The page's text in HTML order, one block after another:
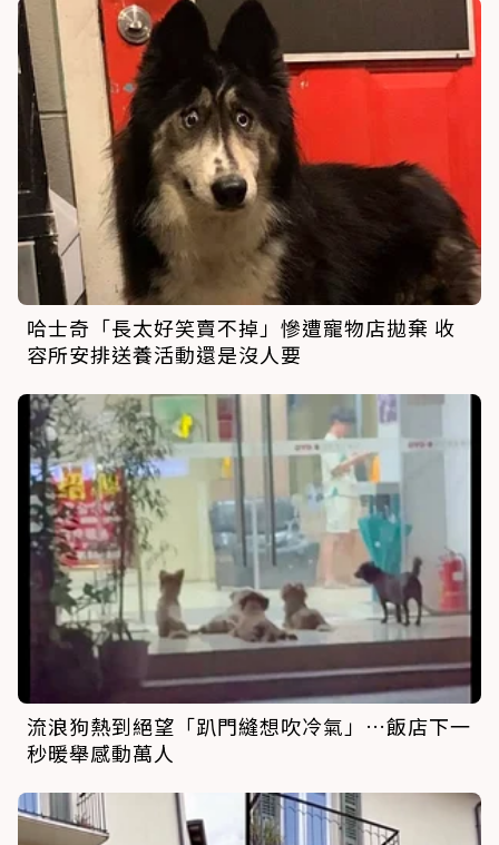
哈士奇「長太好笑賣不掉」慘遭寵物店拋棄 收
容所安排送養活動還是沒人要
流浪狗熱到絕望「趴門縫想吹冷氣」…飯店下一
秒暖舉感動萬人